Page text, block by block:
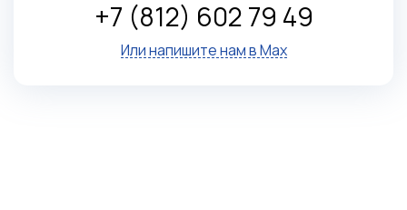
+7 (812) 602 79 49
Или напишите нам в Max